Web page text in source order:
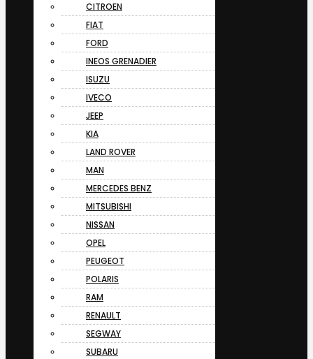
CITROEN
FIAT
FORD
INEOS GRENADIER
ISUZU
IVECO
JEEP
KIA
LAND ROVER
MAN
MERCEDES BENZ
MITSUBISHI
NISSAN
OPEL
PEUGEOT
POLARIS
RAM
RENAULT
SEGWAY
SUBARU